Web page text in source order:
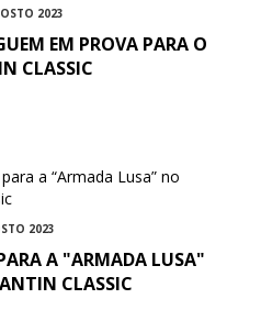
2023
EM PROVA PARA O
CLASSIC
2023
A "ARMADA LUSA"
CLASSIC